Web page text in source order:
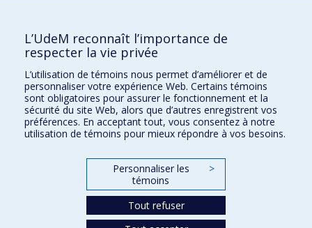
Comment soutenir le CÉRIUM?
BESOIN D'AIDE?
Plan du site
Signaler une erreur
Accessibilité
FACULTÉ DES ARTS ET DES SCIENCES
Nos départements et écoles
L’UdeM reconnaît l’importance de
respecter la vie privée
L’utilisation de témoins nous permet d’améliorer et de
personnaliser votre expérience Web. Certains témoins
sont obligatoires pour assurer le fonctionnement et la
sécurité du site Web, alors que d’autres enregistrent vos
préférences. En acceptant tout, vous consentez à notre
utilisation de témoins pour mieux répondre à vos besoins.
Personnaliser les
témoins
>
Tout refuser